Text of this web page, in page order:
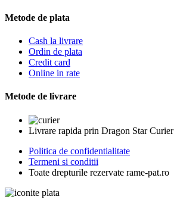
Metode de plata
Cash la livrare
Ordin de plata
Credit card
Online in rate
Metode de livrare
Livrare rapida prin Dragon Star Curier
Politica de confidentialitate
Termeni si conditii
Toate drepturile rezervate rame-pat.ro